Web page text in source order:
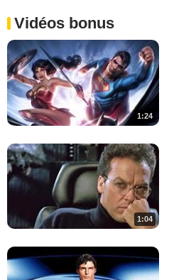
Vidéos bonus
1:24
1:04